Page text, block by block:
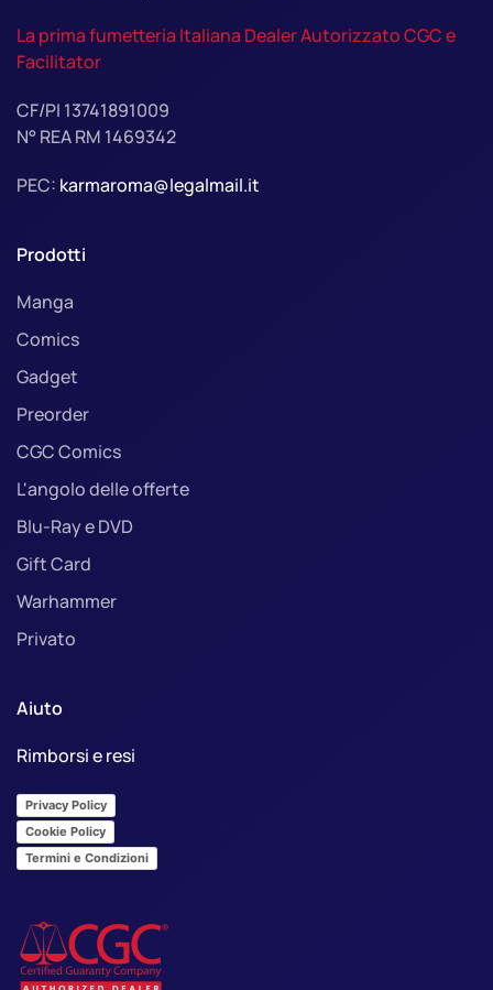
La prima fumetteria Italiana Dealer Autorizzato CGC e
Facilitator
CF/PI 13741891009
N° REA RM 1469342
PEC: karmaroma@legalmail.it
Prodotti
Manga
Comics
Gadget
Preorder
CGC Comics
L'angolo delle offerte
Blu-Ray e DVD
Gift Card
Warhammer
Privato
Aiuto
Rimborsi e resi
Privacy Policy
Cookie Policy
Termini e Condizioni